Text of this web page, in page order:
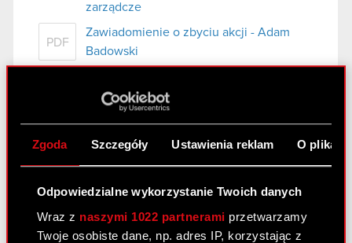
Zgoda Szczegóły Ustawienia reklam O
Odpowiedzialne wykorzystanie Twoich danych
Wraz z naszymi 1022 partnerami przetwarzamy
Twoje osobiste dane, np. adres IP, korzystając z
zarządcze
PDF
Zawiadomienie o zbyciu akcji - Adam
Badowski
Kiciński
Iwiński
Zawiadomienie o zbyciu akcji - Piotr
PDF
Nielubowicz